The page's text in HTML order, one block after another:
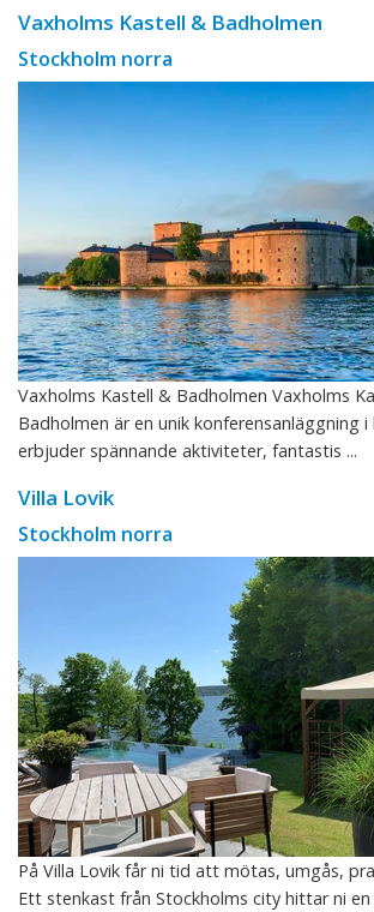
Vaxholms Kastell & Badholmen
Stockholm norra
Vaxholms Kastell & Badholmen Vaxholms
Badholmen är en unik konferensanläggning
erbjuder spännande aktiviteter, fantastis ...
Villa Lovik
Stockholm norra
På Villa Lovik får ni tid att mötas, umgås,
Ett stenkast från Stockholms city hittar ni